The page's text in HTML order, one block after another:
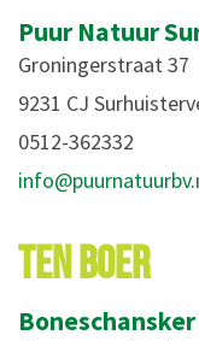
Puur Natuur
Groningerstraat 37
9231 CJ
0512-362332
TEN BOER